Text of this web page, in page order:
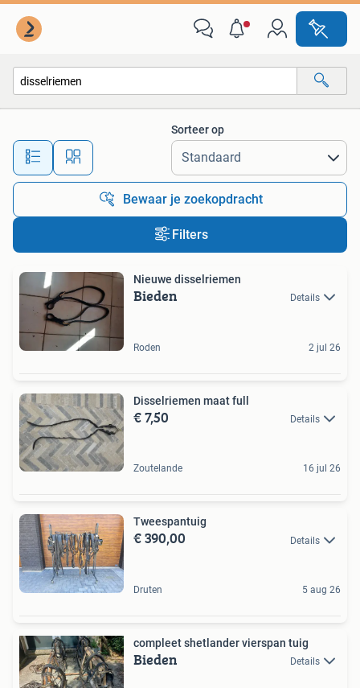
Alle afstanden…
Sorteer op
Bewaar je zoekopdracht
Filters
Nieuwe disselriemen
Bieden Details
Roden 2 jul 26
Disselriemen maat full
€ 7,50 Details
Zoutelande 16 jul 26
Tweespantuig
€ 390,00 Details
Druten 5 aug 26
compleet shetlander vierspan tuig
Bieden Details